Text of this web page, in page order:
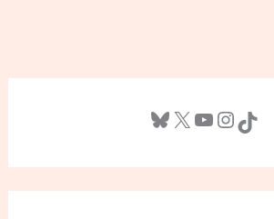
Bluesky X Youtube InstagramTikTok